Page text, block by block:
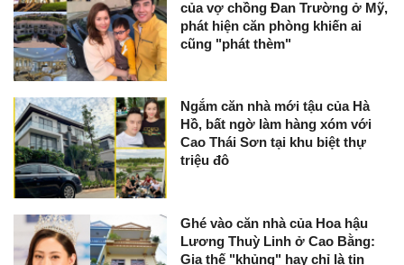
của vợ chồng Đan Trường ở Mỹ,
phát hiện căn phòng khiến ai
cũng "phát thèm"
Ngắm căn nhà mới tậu của Hà
Hồ, bất ngờ làm hàng xóm với
Cao Thái Sơn tại khu biệt thự
triệu đô
Ghé vào căn nhà của Hoa hậu
Lương Thuỳ Linh ở Cao Bằng:
Gia thế "khủng" hay chỉ là tin